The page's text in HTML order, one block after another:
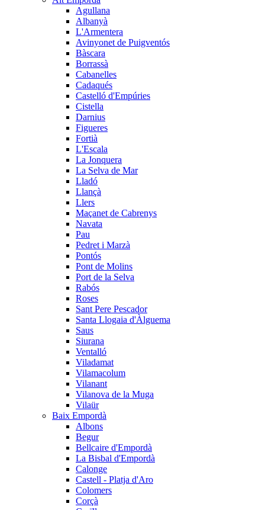
Agullana
Albanyà
L'Armentera
Avinyonet de Puigventós
Bàscara
Borrassà
Cabanelles
Cadaqués
Castelló d'Empúries
Cistella
Darnius
Figueres
Fortià
L'Escala
La Jonquera
La Selva de Mar
Lladó
Llançà
Llers
Maçanet de Cabrenys
Navata
Pau
Pedret i Marzà
Pontós
Pont de Molins
Port de la Selva
Rabós
Roses
Sant Pere Pescador
Santa Llogaia d'Àlguema
Saus
Siurana
Ventalló
Viladamat
Vilamacolum
Vilanant
Vilanova de la Muga
Vilaür
Baix Empordà
Albons
Begur
Bellcaire d'Empordà
La Bisbal d'Empordà
Calonge
Castell - Platja d'Aro
Colomers
Corçà